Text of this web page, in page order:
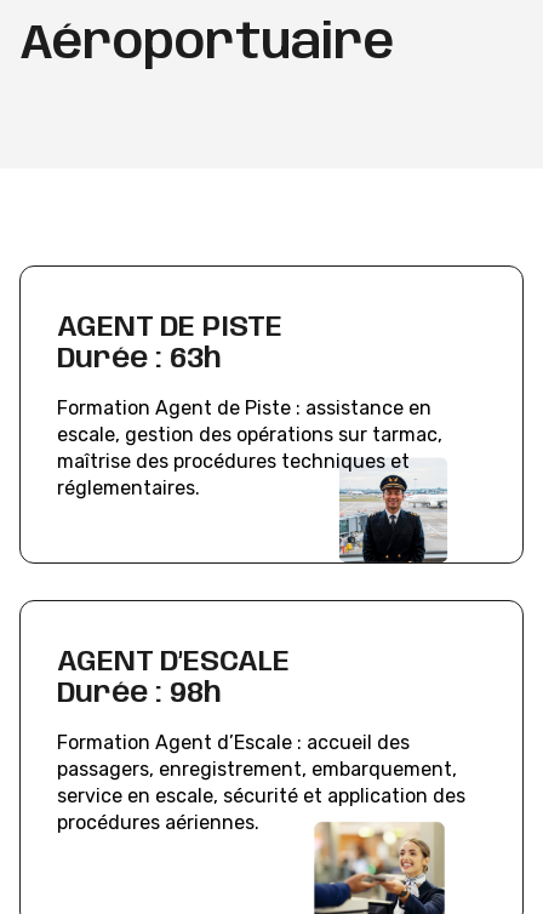
Aéroportuaire
AGENT DE PISTE
Durée : 63h
Formation Agent de Piste : assistance en
escale, gestion des opérations sur tarmac,
maîtrise des procédures techniques et
réglementaires.
AGENT D’ESCALE
Durée : 98h
Formation Agent d’Escale : accueil des
passagers, enregistrement, embarquement,
service en escale, sécurité et application des
procédures aériennes.